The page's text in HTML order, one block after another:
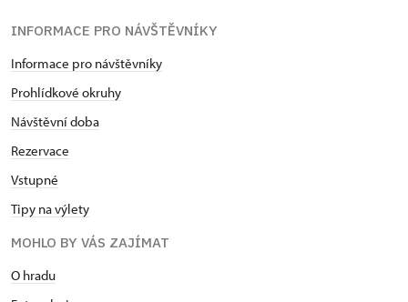
INFORMACE PRO NÁVŠTĚVNÍKY
Informace pro návštěvníky
Prohlídkové okruhy
Návštěvní doba
Rezervace
Vstupné
Tipy na výlety
MOHLO BY VÁS ZAJÍMAT
O hradu